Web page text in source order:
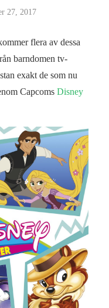
27, 2017
flera av dessa
barndomen tv-
exakt de som nu
Capcoms Disney